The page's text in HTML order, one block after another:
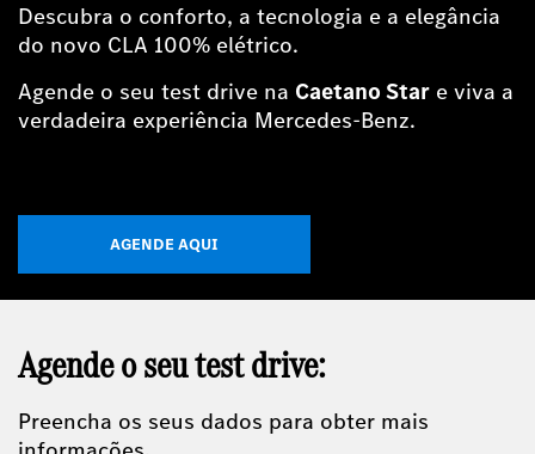
Descubra o conforto, a tecnologia e a elegância
do novo CLA 100% elétrico.
Agende o seu test drive na Caetano Star e viva a
verdadeira experiência Mercedes-Benz.
AGENDE AQUI
Agende o seu test drive:
Preencha os seus dados para obter mais